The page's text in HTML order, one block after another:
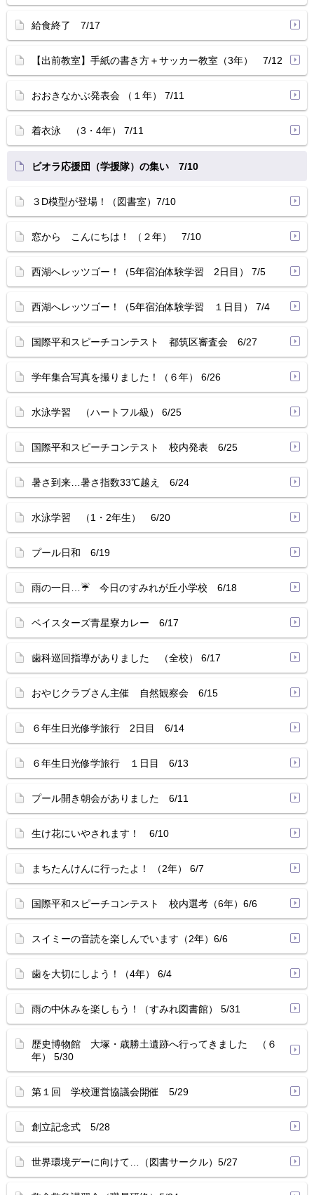
給食終了 7/17
【出前教室】手紙の書き方＋サッカー教室（3年） 7/12
おおきなかぶ発表会 （１年） 7/11
着衣泳 （3・4年） 7/11
ビオラ応援団（学援隊）の集い 7/10
３D模型が登場！（図書室）7/10
窓から こんにちは！ （２年） 7/10
西湖へレッツゴー！（5年宿泊体験学習 2日目） 7/5
西湖へレッツゴー！（5年宿泊体験学習 １日目） 7/4
国際平和スピーチコンテスト 都筑区審査会 6/27
学年集合写真を撮りました！（６年） 6/26
水泳学習 （ハートフル級） 6/25
国際平和スピーチコンテスト 校内発表 6/25
暑さ到来…暑さ指数33℃越え 6/24
水泳学習 （1・2年生） 6/20
プール日和 6/19
雨の一日…☔ 今日のすみれが丘小学校 6/18
ベイスターズ青星寮カレー 6/17
歯科巡回指導がありました （全校） 6/17
おやじクラブさん主催 自然観察会 6/15
６年生日光修学旅行 2日目 6/14
６年生日光修学旅行 １日目 6/13
プール開き朝会がありました 6/11
生け花にいやされます！ 6/10
まちたんけんに行ったよ！ （2年） 6/7
国際平和スピーチコンテスト 校内選考（6年）6/6
スイミーの音読を楽しんでいます（2年）6/6
歯を大切にしよう！（4年） 6/4
雨の中休みを楽しもう！（すみれ図書館） 5/31
歴史博物館 大塚・歳勝土遺跡へ行ってきました （６
年） 5/30
第１回 学校運営協議会開催 5/29
創立記念式 5/28
世界環境デーに向けて…（図書サークル）5/27